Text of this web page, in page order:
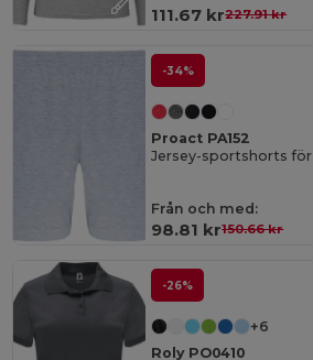
111.67 kr227.91 kr
-34%
Proact PA152
Jersey-sportshorts
Från och med:
98.81 kr150.66 kr
-26%
+6
Roly PO0410